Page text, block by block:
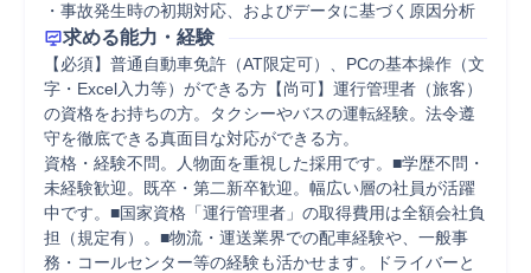
・事故発生時の初期対応、およびデータに基づく原因分析
求める能力・経験
【必須】普通自動車免許（AT限定可）、PCの基本操作（文
字・Excel入力等）ができる方【尚可】運行管理者（旅客）
の資格をお持ちの方。タクシーやバスの運転経験。法令遵
守を徹底できる真面目な対応ができる方。
資格・経験不問。人物面を重視した採用です。■学歴不問・
未経験歓迎。既卒・第二新卒歓迎。幅広い層の社員が活躍
中です。■国家資格「運行管理者」の取得費用は全額会社負
担（規定有）。■物流・運送業界での配車経験や、一般事
務・コールセンター等の経験も活かせます。ドライバーと